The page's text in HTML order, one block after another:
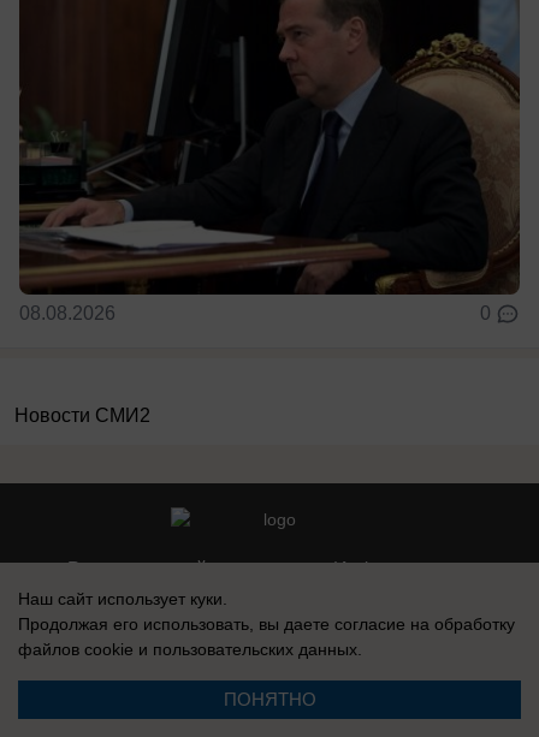
08.08.2026 0
Новости СМИ2
Реклама на сайте
Контакты
Информация
Наш сайт использует куки.
Продолжая его использовать, вы даете согласие на обработку
файлов cookie и пользовательских данных.
ПОНЯТНО